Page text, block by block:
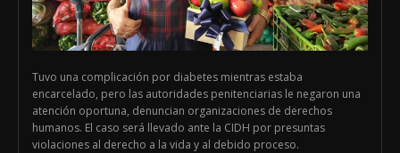
Tuvo una complicación por diabetes mientras estaba
encarcelado, pero las autoridades penitenciarias le negaron una
atención oportuna, denuncian organizaciones de derechos
humanos. El caso será llevado ante la CIDH por presuntas
violaciones al derecho a la vida y al debido proceso.